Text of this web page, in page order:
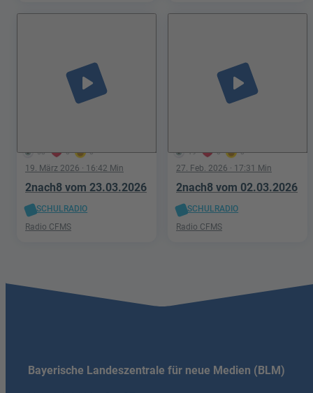
58 0 0
play_arrow
19. März 2026 · 16:42 Min
2nach8 vom 23.03.2026
SCHULRADIO
Radio CFMS
19 0 0
play_arrow
27. Feb. 2026 · 17:31 Min
2nach8 vom 02.03.2026
SCHULRADIO
Radio CFMS
Bayerische Landeszentrale für neue Medien (BLM)